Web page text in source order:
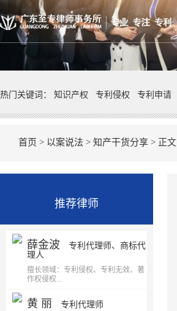
热门关键词： 知识产权 专利侵权 专利申请
首页 > 以案说法 > 知产干货分享 > 正文
推荐律师
薛金波 专利代理师、商标代
理人
擅长领域：专利侵权、专利无效、著
作权侵权...
黄 丽 专利代理师